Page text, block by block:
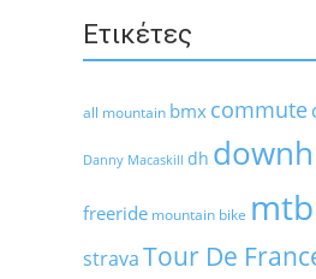
Ετικέτες
all mountain bmx commute
Danny Macaskill dh
freeride mountain bike mtb
stravaTour De